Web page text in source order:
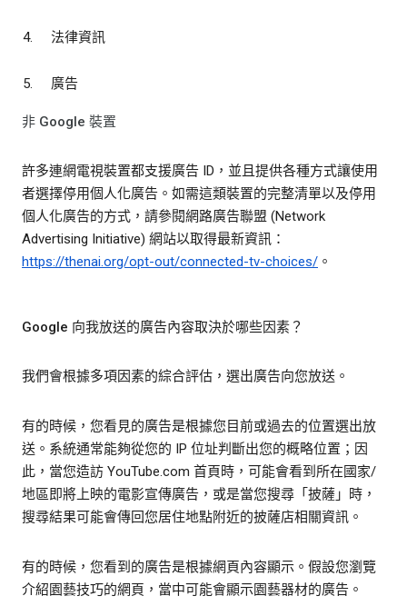
法律資訊
廣告
非 Google 裝置
許多連網電視裝置都支援廣告 ID，並且提供各種方式讓使用
者選擇停用個人化廣告。如需這類裝置的完整清單以及停用
個人化廣告的方式，請參閱網路廣告聯盟 (Network
Advertising Initiative) 網站以取得最新資訊：
https://thenai.org/opt-out/connected-tv-choices/ 。
Google 向我放送的廣告內容取決於哪些因素？
我們會根據多項因素的綜合評估，選出廣告向您放送。
有的時候，您看見的廣告是根據您目前或過去的位置選出放
送。系統通常能夠從您的 IP 位址判斷出您的概略位置；因
此，當您造訪 YouTube.com 首頁時，可能會看到所在國家/
地區即將上映的電影宣傳廣告，或是當您搜尋「披薩」時，
搜尋結果可能會傳回您居住地點附近的披薩店相關資訊。
有的時候，您看到的廣告是根據網頁內容顯示。假設您瀏覽
介紹園藝技巧的網頁，當中可能會顯示園藝器材的廣告。